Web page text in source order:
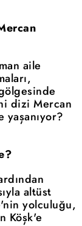
aile
dizi Mercan
yaşanıyor?
altüst
yolculuğu,
Köşk'e